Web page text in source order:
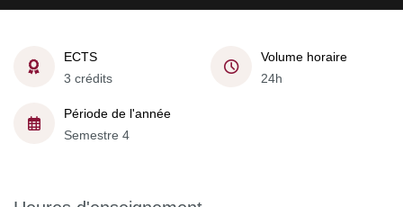
ECTS
3 crédits
Volume horaire
24h
Période de l'année
Semestre 4